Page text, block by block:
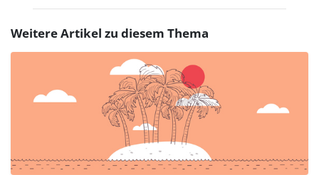
Weitere Artikel zu diesem Thema